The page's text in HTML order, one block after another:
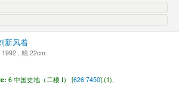
新风着
, 精 22cm
6 中国史地（二楼 I） [626 7450] (1),